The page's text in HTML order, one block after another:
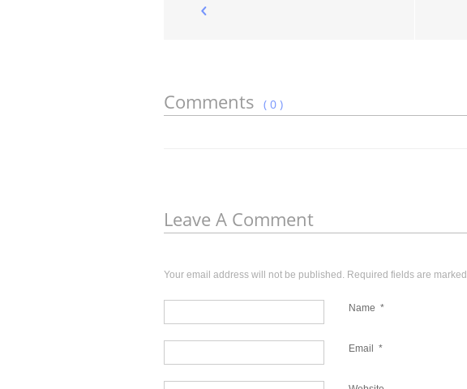
Comments ( 0 )
Leave A Comment
Your email address will not be published. Required fields are marked
Name *
Email *